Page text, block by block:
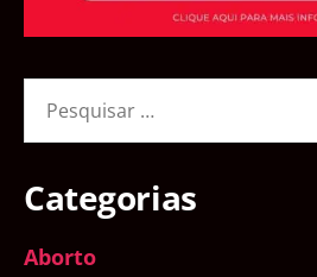
por:
Categorias
Aborto